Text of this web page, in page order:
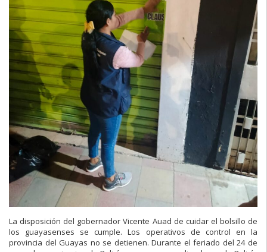
La disposición del gobernador Vicente Auad de cuidar el bolsillo de
los guayasenses se cumple. Los operativos de control en la
provincia del Guayas no se detienen. Durante el feriado del 24 de